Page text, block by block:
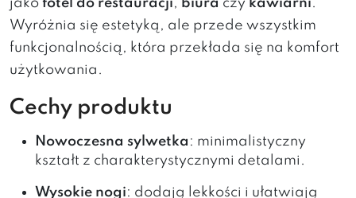
jako fotel do restauracji, biura czy kawiarni.
Wyróżnia się estetyką, ale przede wszystkim
funkcjonalnością, która przekłada się na komfort
użytkowania.
Cechy produktu
Nowoczesna sylwetka : minimalistyczny
kształt z charakterystycznymi detalami.
Wysokie nogi: dodają lekkości i ułatwiają